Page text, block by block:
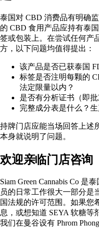
泰国对 CBD 消费品有明确
的 CBD 食用产品应持有泰
签或包装上。在尝试任何产
方，以下问题均值得提出：
该产品是否已获泰国
标签是否注明每颗的
法定限量以内？
是否有分析证书（即
完整成分表是什么？
持牌门店应能当场回答上述
本身就说明了问题。
欢迎亲临门店咨询
Siam Green Cannabis Co 是
员的日常工作很大一部分是
国法规的许可范围。如果您
息，或想知道 SEYA 软糖等
我们在曼谷设有 Phrom